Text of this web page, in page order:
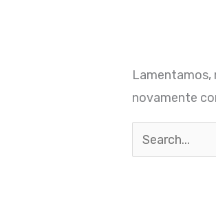
Lamentamos,
novamente
Pesquisar
por: